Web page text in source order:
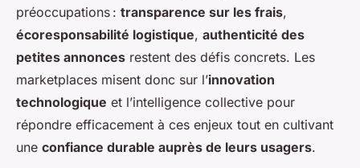
préoccupations : transparence sur les frais,
écoresponsabilité logistique, authenticité des
petites annonces restent des défis concrets. Les
marketplaces misent donc sur l’innovation
technologique et l’intelligence collective pour
répondre efficacement à ces enjeux tout en cultivant
une confiance durable auprès de leurs usagers.